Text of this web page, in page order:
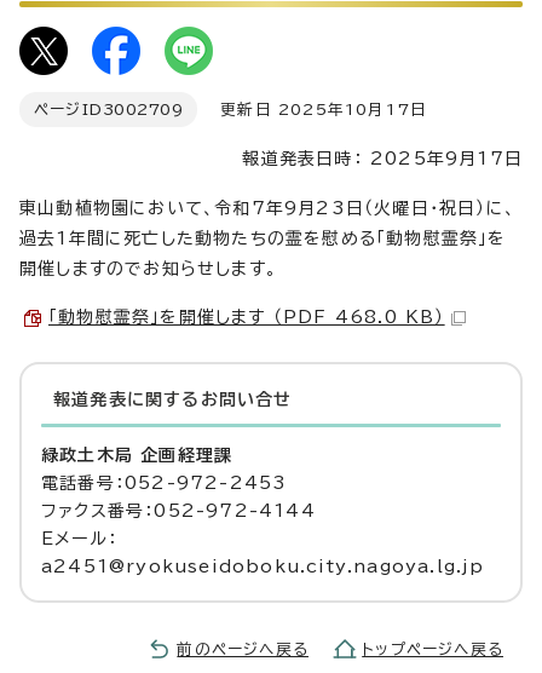
ページID 3002709 更新日 2025年10月17日
報道発表日時： 2025年9月17日
東山動植物園において、令和7年9月23日（火曜日・祝日）に、
過去1年間に死亡した動物たちの霊を慰める「動物慰霊祭」を
開催しますのでお知らせします。
「動物慰霊祭」を開催します （PDF 468.0 KB）
報道発表に関するお問い合せ
緑政土木局 企画経理課
電話番号：052-972-2453
ファクス番号：052-972-4144
Eメール：
a2451@ryokuseidoboku.city.nagoya.lg.jp
前のページへ戻る トップページへ戻る